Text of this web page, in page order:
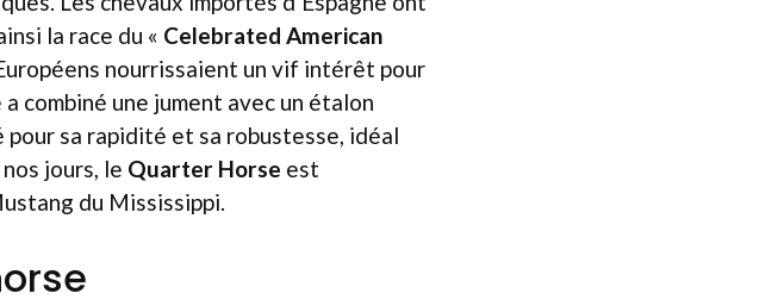
la race du « Celebrated American
nourrissaient un vif intérêt pour
combiné une jument avec un étalon
sa rapidité et sa robustesse, idéal
jours, le Quarter Horse est
du Mississippi.